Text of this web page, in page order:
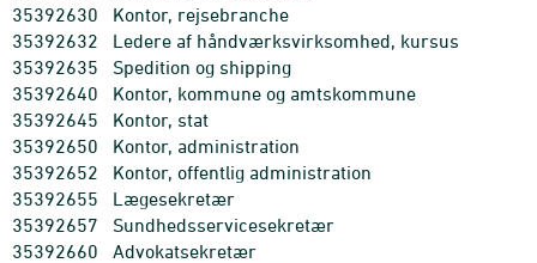
35392630
Kontor, rejsebranche
35392632
Ledere af håndværksvirksomhed, kursus
35392635
Spedition og shipping
35392640
Kontor, kommune og amtskommune
35392645
Kontor, stat
35392650
Kontor, administration
35392652
Kontor, offentlig administration
35392655
Lægesekretær
35392657
Sundhedsservicesekretær
35392660
Advokatsekretær